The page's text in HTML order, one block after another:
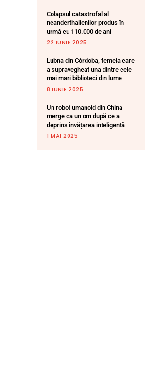
Colapsul catastrofal al
neanderthalienilor produs în
urmă cu 110.000 de ani
22 IUNIE 2025
Lubna din Córdoba, femeia care
a supravegheat una dintre cele
mai mari biblioteci din lume
8 IUNIE 2025
Un robot umanoid din China
merge ca un om după ce a
deprins învățarea inteligentă
1 MAI 2025